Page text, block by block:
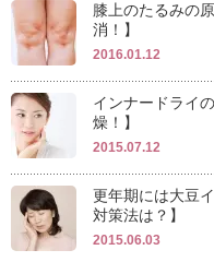
膝上のたるみの
消！】
2016.01.12
インナードライ
燥！】
2015.07.12
更年期には大豆
対策法は？】
2015.06.03